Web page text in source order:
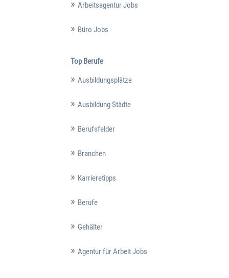
Arbeitsagentur Jobs
Büro Jobs
Top Berufe
Ausbildungsplätze
Ausbildung Städte
Berufsfelder
Branchen
Karrieretipps
Berufe
Gehälter
Agentur für Arbeit Jobs